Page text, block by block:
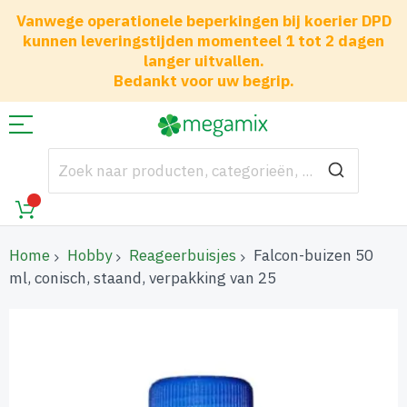
Vanwege operationele beperkingen bij koerier DPD
kunnen leveringstijden momenteel 1 tot 2 dagen
langer uitvallen.
Bedankt voor uw begrip.
Home Hobby Reageerbuisjes
Falcon-buizen 50
ml, conisch, staand, verpakking van 25